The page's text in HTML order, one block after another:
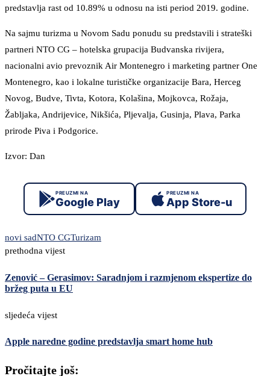
predstavlja rast od 10.89% u odnosu na isti period 2019. godine.
Na sajmu turizma u Novom Sadu ponudu su predstavili i strateški
partneri NTO CG – hotelska grupacija Budvanska rivijera,
nacionalni avio prevoznik Air Montenegro i marketing partner One
Montenegro, kao i lokalne turističke organizacije Bara, Herceg
Novog, Budve, Tivta, Kotora, Kolašina, Mojkovca, Rožaja,
Žabljaka, Andrijevice, Nikšića, Pljevalja, Gusinja, Plava, Parka
prirode Piva i Podgorice.
Izvor: Dan
PREUZMI NA
Google Play
PREUZMI NA
App Store-u
novi sadNTO CGTurizam
prethodna vijest
Zenović – Gerasimov: Saradnjom i razmjenom ekspertize do
bržeg puta u EU
sljedeća vijest
Apple naredne godine predstavlja smart home hub
Pročitajte još: